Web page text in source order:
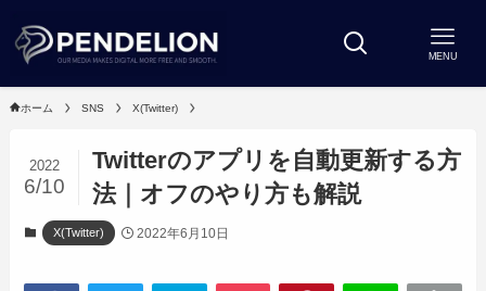
MENU
ホーム SNS X(Twitter)
Twitterのアプリを自動更新する方
法｜オフのやり方も解説
2022
6/10
X(Twitter) 2022年6月10日